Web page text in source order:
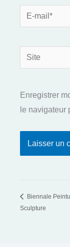
E-
mail*
Site
Enregistrer
le navigateur
Biennale
Sculpture